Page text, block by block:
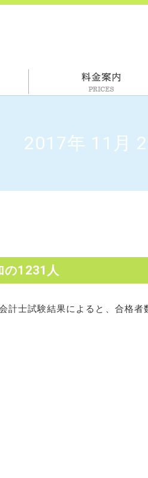
2017年 11月
の1231人
士試験結果によると、合格者